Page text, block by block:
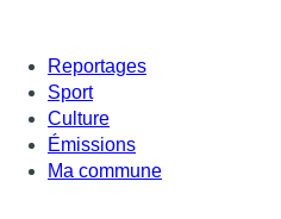
Reportages
Sport
Culture
Émissions
Ma commune